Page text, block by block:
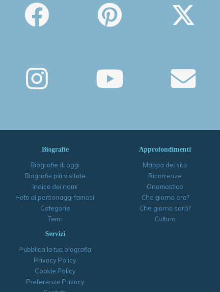
Biografie
Biografie di oggi
Biografie più visitate
Indice dei nomi
Foto di personaggi famosi
Categorie
Temi
Approfondimenti
Mappa del sito
Ricorrenze
Onomastico
Che giorno era?
Che giorno sarà?
Cultura
Servizi
Pubblica la tua biografia
Privacy Policy
Cookie Policy
Preferenze Privacy